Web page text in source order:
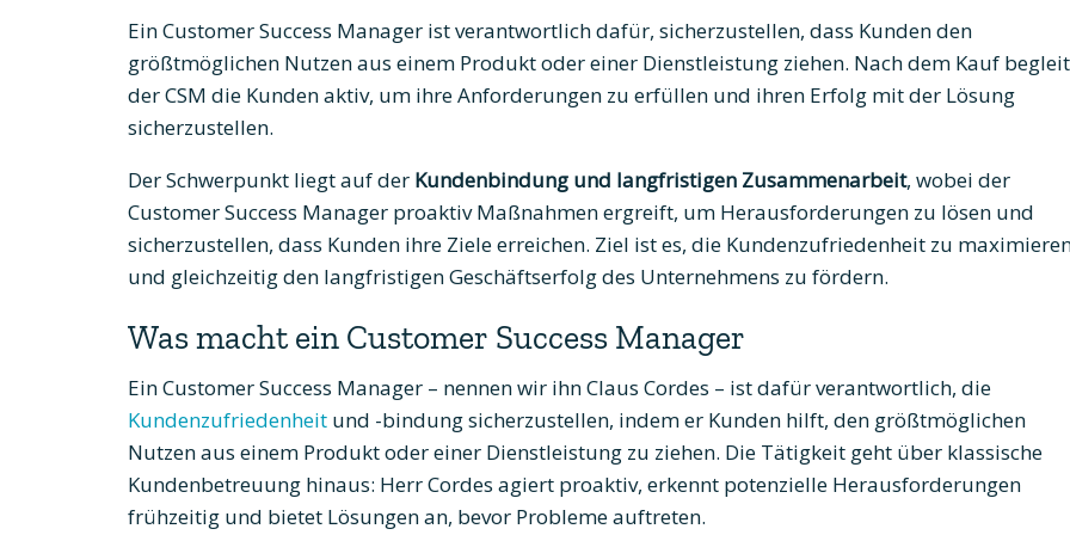
Ein Customer Success Manager ist verantwortlich dafür, sicherzustellen, dass Kunden den
größtmöglichen Nutzen aus einem Produkt oder einer Dienstleistung ziehen. Nach dem Kauf
der CSM die Kunden aktiv, um ihre Anforderungen zu erfüllen und ihren Erfolg mit der Lösung
sicherzustellen.
Der Schwerpunkt liegt auf der Kundenbindung und langfristigen Zusammenarbeit, wobei der
Customer Success Manager proaktiv Maßnahmen ergreift, um Herausforderungen zu lösen und
sicherzustellen, dass Kunden ihre Ziele erreichen. Ziel ist es, die Kundenzufriedenheit zu
und gleichzeitig den langfristigen Geschäftserfolg des Unternehmens zu fördern.
Was macht ein Customer Success Manager
Ein Customer Success Manager – nennen wir ihn Claus Cordes – ist dafür verantwortlich, die
Kundenzufriedenheit und -bindung sicherzustellen, indem er Kunden hilft, den größtmöglichen
Nutzen aus einem Produkt oder einer Dienstleistung zu ziehen. Die Tätigkeit geht über klassische
Kundenbetreuung hinaus: Herr Cordes agiert proaktiv, erkennt potenzielle Herausforderungen
frühzeitig und bietet Lösungen an, bevor Probleme auftreten.